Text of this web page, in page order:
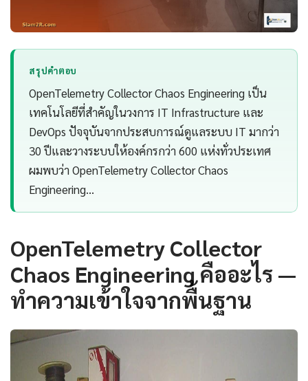
สรุปคำตอบ
OpenTelemetry Collector Chaos Engineering เป็น
เทคโนโลยีที่สำคัญในวงการ IT Infrastructure และ
DevOps ปัจจุบันจากประสบการณ์ดูแลระบบ IT มากว่า
30 ปีและวางระบบให้องค์กรกว่า 600 แห่งทั่วประเทศ
ผมพบว่า OpenTelemetry Collector Chaos
Engineering…
OpenTelemetry Collector
Chaos Engineering คืออะไร —
ทำความเข้าใจจากพื้นฐาน